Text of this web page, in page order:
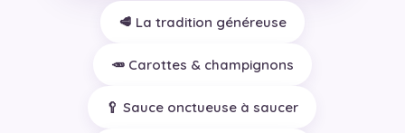
🥩 La tradition généreuse
🥕 Carottes & champignons
🥄 Sauce onctueuse à saucer